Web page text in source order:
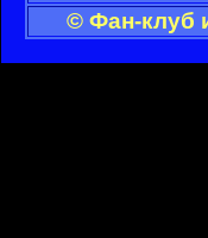
© Фан-клуб